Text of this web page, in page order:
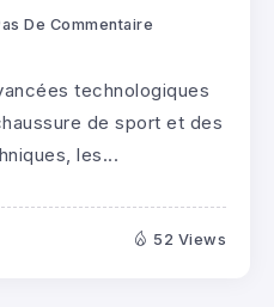
De Commentaire
technologiques
de sport et des
les...
52 Views